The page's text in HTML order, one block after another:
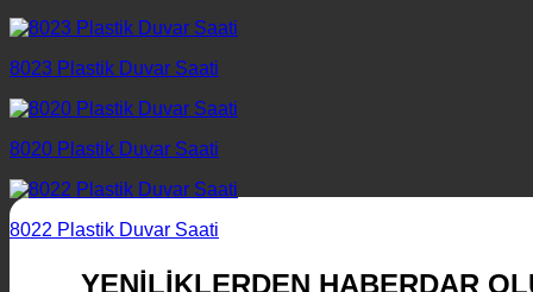
8023 Plastik Duvar Saati
8020 Plastik Duvar Saati
8022 Plastik Duvar Saati
YENİLİKLERDEN HABERDAR